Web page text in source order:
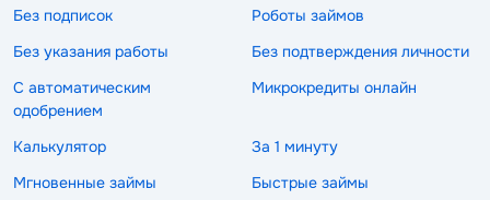
Без подписок
Роботы займов
Без указания работы
Без подтверждения личности
С автоматическим
одобрением
Микрокредиты онлайн
Калькулятор
За 1 минуту
Мгновенные займы
Быстрые займы